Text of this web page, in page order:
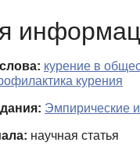
курение в
курения
Эмпирические
научная статья